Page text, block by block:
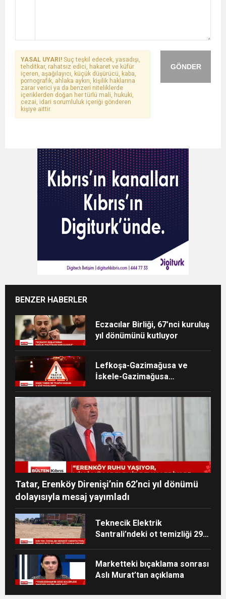
GÖNDER
YASAL UYARI! Suç teşkil edecek, yasadışı,
tehditkar, rahatsız edici, hakaret ve küfür
içeren, aşağılayıcı, küçük düşürücü, kaba,
pornografik, ahlaka aykırı, kişilik haklarına
zarar verici ya da benzeri niteliklerde
içeriklerden doğan her türlü mali, hukuki,
cezai, idari sorumluluk içeriği gönderen
kişiye aittir.
BENZER HABERLER
Eczacılar Birliği, 67’nci kuruluş
yıl dönümünü kutluyor
Lefkoşa-Gazimağusa ve
İskele-Gazimağusa
geldi
Tatar, Erenköy Direnişi’nin 62’nci yıl dönümü
dolayısıyla mesaj yayımladı
Teknecik Elektrik
Santrali’ndeki ot temizliği 29
Marketteki bıçaklama sonrası
Aslı Murat’tan açıklama